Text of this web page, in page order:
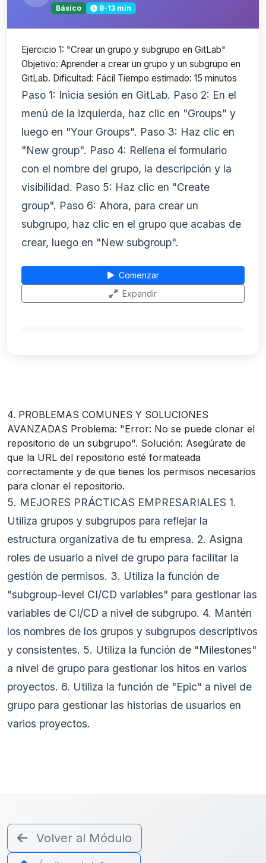
Básico 8-13 min
Ejercicio 1: "Crear un grupo y subgrupo en GitLab"
Objetivo: Aprender a crear un grupo y un subgrupo en
GitLab. Dificultad: Fácil Tiempo estimado: 15 minutos
Paso 1: Inicia sesión en GitLab. Paso 2: En el
menú de la izquierda, haz clic en "Groups" y
luego en "Your Groups". Paso 3: Haz clic en
"New group". Paso 4: Rellena el formulario
con el nombre del grupo, la descripción y la
visibilidad. Paso 5: Haz clic en "Create
group". Paso 6: Ahora, para crear un
subgrupo, haz clic en el grupo que acabas de
crear, luego en "New subgroup".
Comenzar
Expandir
4. PROBLEMAS COMUNES Y SOLUCIONES
AVANZADAS Problema: "Error: No se puede clonar el
repositorio de un subgrupo". Solución: Asegúrate de
que la URL del repositorio esté formateada
correctamente y de que tienes los permisos necesarios
para clonar el repositorio.
5. MEJORES PRÁCTICAS EMPRESARIALES 1.
Utiliza grupos y subgrupos para reflejar la
estructura organizativa de tu empresa. 2. Asigna
roles de usuario a nivel de grupo para facilitar la
gestión de permisos. 3. Utiliza la función de
"subgroup-level CI/CD variables" para gestionar las
variables de CI/CD a nivel de subgrupo. 4. Mantén
los nombres de los grupos y subgrupos descriptivos
y consistentes. 5. Utiliza la función de "Milestones"
a nivel de grupo para gestionar los hitos en varios
proyectos. 6. Utiliza la función de "Epic" a nivel de
grupo para gestionar las historias de usuarios en
varios proyectos.
Volver al Módulo